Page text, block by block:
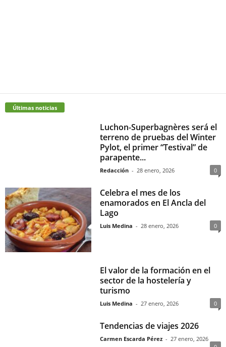
Últimas noticias
Luchon-Superbagnères será el
terreno de pruebas del Winter
Pylot, el primer “Testival” de
parapente...
Redacción - 28 enero, 2026 0
Celebra el mes de los
enamorados en El Ancla del
Lago
Luis Medina - 28 enero, 2026 0
El valor de la formación en el
sector de la hostelería y
turismo
Luis Medina - 27 enero, 2026 0
Tendencias de viajes 2026
Carmen Escarda Pérez - 27 enero, 2026